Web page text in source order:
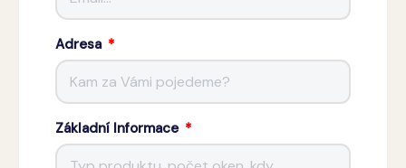
Adresa
Základní Informace